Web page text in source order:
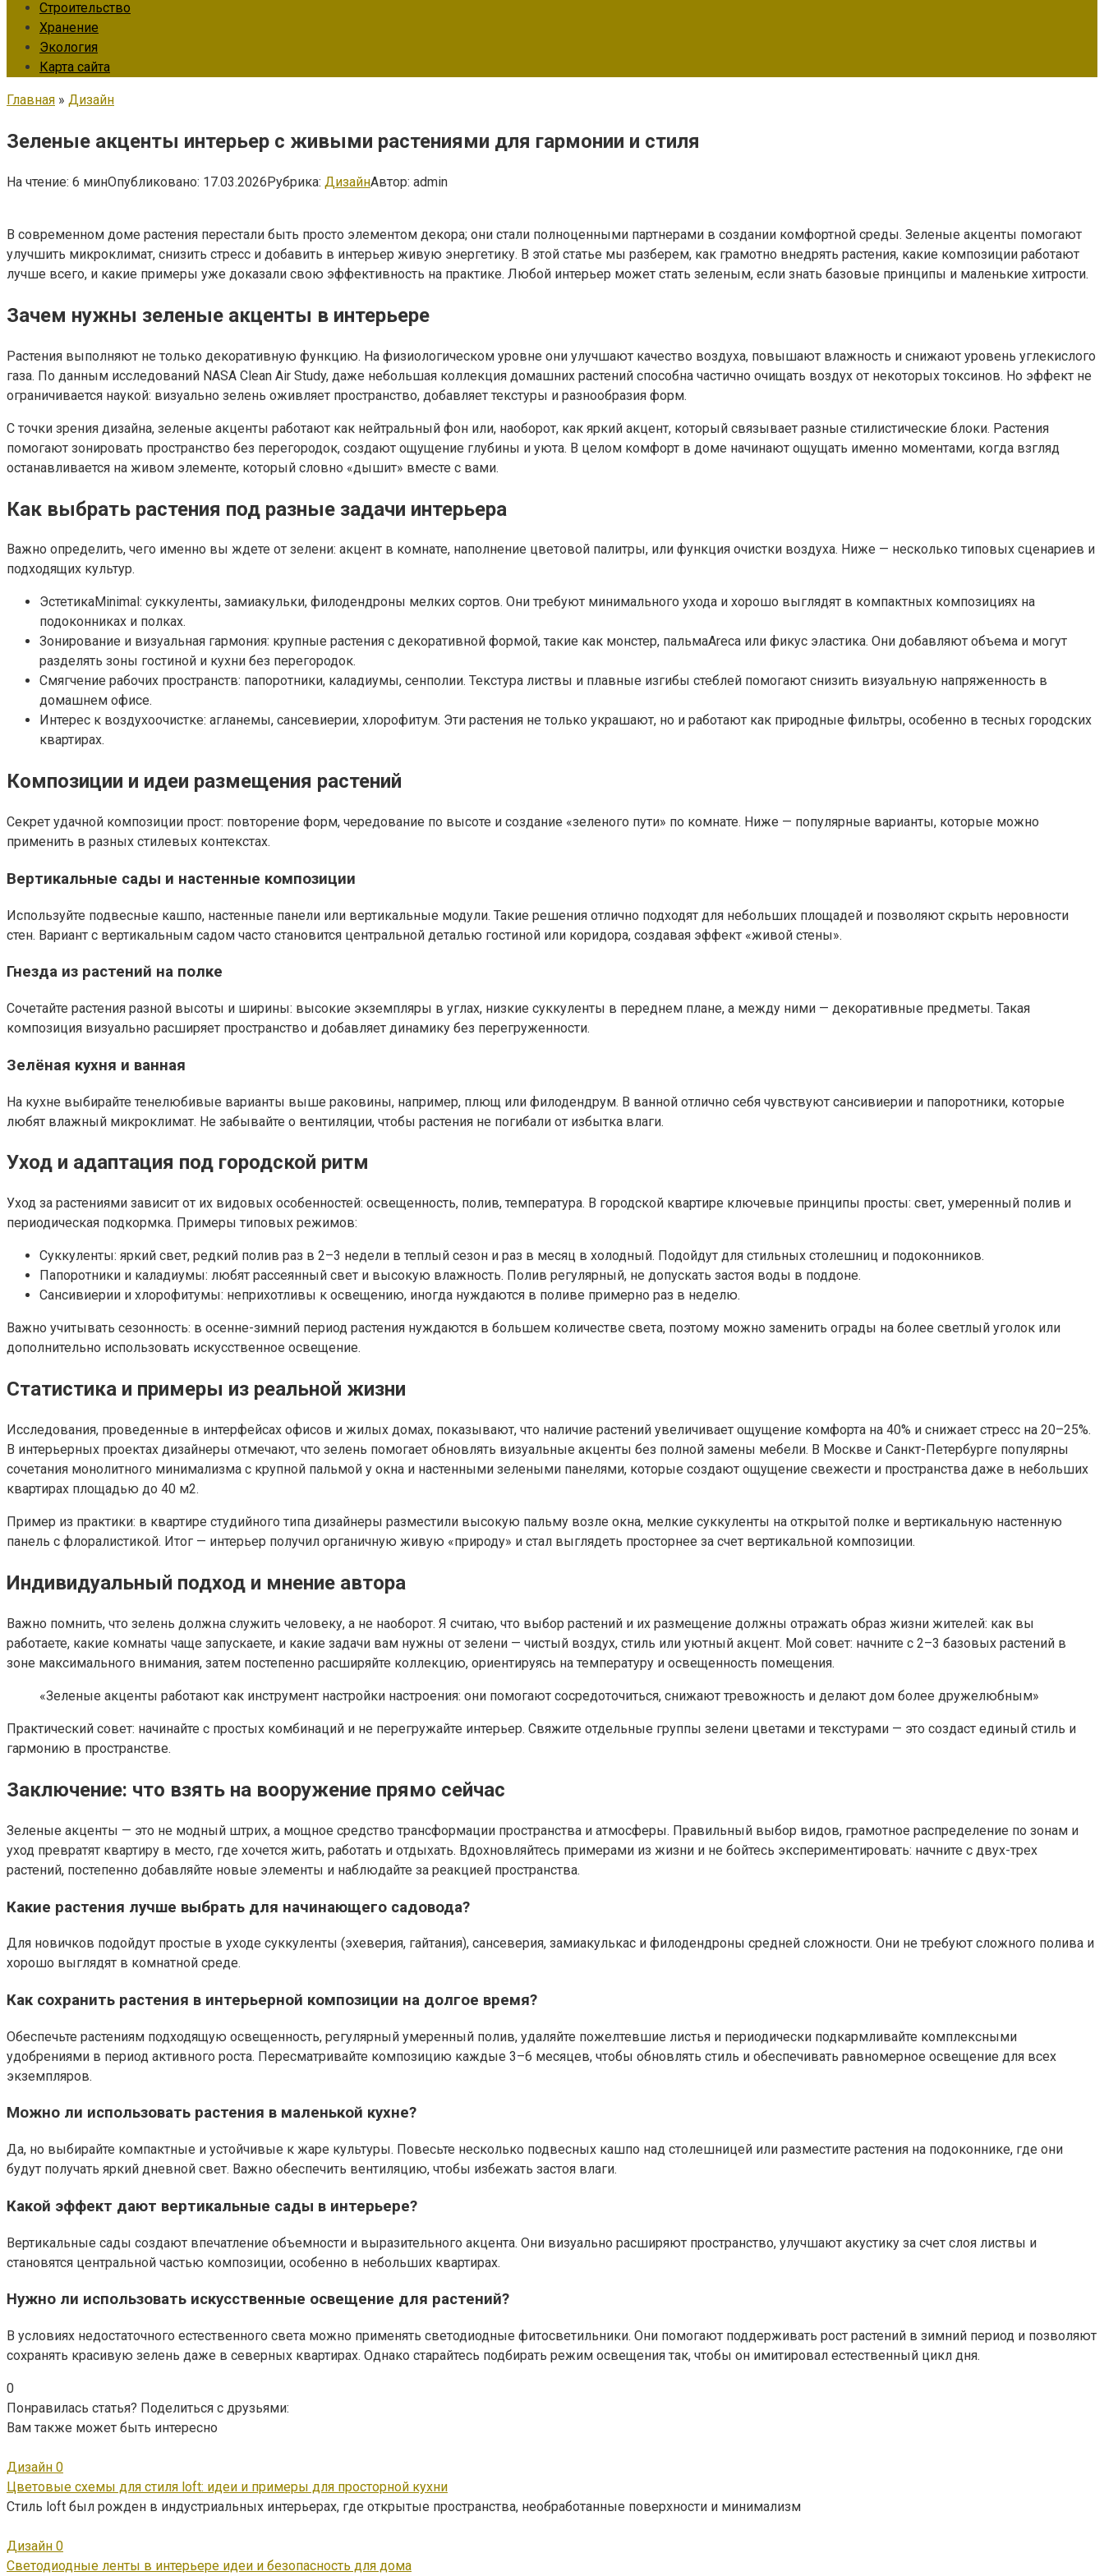
Строительство
Хранение
Экология
Карта сайта
Главная » Дизайн
Зеленые акценты интерьер с живыми растениями для гармонии и стиля
На чтение: 6 минОпубликовано: 17.03.2026Рубрика: ДизайнАвтор: admin
В современном доме растения перестали быть просто элементом декора; они стали полноценными партнерами в создании комфортной среды. Зеленые акценты помогают
улучшить микроклимат, снизить стресс и добавить в интерьер живую энергетику. В этой статье мы разберем, как грамотно внедрять растения, какие композиции работают
лучше всего, и какие примеры уже доказали свою эффективность на практике. Любой интерьер может стать зеленым, если знать базовые принципы и маленькие хитрости.
Зачем нужны зеленые акценты в интерьере
Растения выполняют не только декоративную функцию. На физиологическом уровне они улучшают качество воздуха, повышают влажность и снижают уровень углекислого
газа. По данным исследований NASA Clean Air Study, даже небольшая коллекция домашних растений способна частично очищать воздух от некоторых токсинов. Но эффект не
ограничивается наукой: визуально зелень оживляет пространство, добавляет текстуры и разнообразия форм.
С точки зрения дизайна, зеленые акценты работают как нейтральный фон или, наоборот, как яркий акцент, который связывает разные стилистические блоки. Растения
помогают зонировать пространство без перегородок, создают ощущение глубины и уюта. В целом комфорт в доме начинают ощущать именно моментами, когда взгляд
останавливается на живом элементе, который словно «дышит» вместе с вами.
Как выбрать растения под разные задачи интерьера
Важно определить, чего именно вы ждете от зелени: акцент в комнате, наполнение цветовой палитры, или функция очистки воздуха. Ниже — несколько типовых сценариев и
подходящих культур.
ЭстетикаMinimal: суккуленты, замиакульки, филодендроны мелких сортов. Они требуют минимального ухода и хорошо выглядят в компактных композициях на
подоконниках и полках.
Зонирование и визуальная гармония: крупные растения с декоративной формой, такие как монстер, пальмаAreca или фикус эластика. Они добавляют объема и могут
разделять зоны гостиной и кухни без перегородок.
Смягчение рабочих пространств: папоротники, каладиумы, сенполии. Текстура листвы и плавные изгибы стеблей помогают снизить визуальную напряженность в
домашнем офисе.
Интерес к воздухоочистке: агланемы, сансевиерии, хлорофитум. Эти растения не только украшают, но и работают как природные фильтры, особенно в тесных городских
квартирах.
Композиции и идеи размещения растений
Секрет удачной композиции прост: повторение форм, чередование по высоте и создание «зеленого пути» по комнате. Ниже — популярные варианты, которые можно
применить в разных стилевых контекстах.
Вертикальные сады и настенные композиции
Используйте подвесные кашпо, настенные панели или вертикальные модули. Такие решения отлично подходят для небольших площадей и позволяют скрыть неровности
стен. Вариант с вертикальным садом часто становится центральной деталью гостиной или коридора, создавая эффект «живой стены».
Гнезда из растений на полке
Сочетайте растения разной высоты и ширины: высокие экземпляры в углах, низкие суккуленты в переднем плане, а между ними — декоративные предметы. Такая
композиция визуально расширяет пространство и добавляет динамику без перегруженности.
Зелёная кухня и ванная
На кухне выбирайте тенелюбивые варианты выше раковины, например, плющ или филодендрум. В ванной отлично себя чувствуют сансивиерии и папоротники, которые
любят влажный микроклимат. Не забывайте о вентиляции, чтобы растения не погибали от избытка влаги.
Уход и адаптация под городской ритм
Уход за растениями зависит от их видовых особенностей: освещенность, полив, температура. В городской квартире ключевые принципы просты: свет, умеренный полив и
периодическая подкормка. Примеры типовых режимов:
Суккуленты: яркий свет, редкий полив раз в 2–3 недели в теплый сезон и раз в месяц в холодный. Подойдут для стильных столешниц и подоконников.
Папоротники и каладиумы: любят рассеянный свет и высокую влажность. Полив регулярный, не допускать застоя воды в поддоне.
Сансивиерии и хлорофитумы: неприхотливы к освещению, иногда нуждаются в поливе примерно раз в неделю.
Важно учитывать сезонность: в осенне-зимний период растения нуждаются в большем количестве света, поэтому можно заменить ограды на более светлый уголок или
дополнительно использовать искусственное освещение.
Статистика и примеры из реальной жизни
Исследования, проведенные в интерфейсах офисов и жилых домах, показывают, что наличие растений увеличивает ощущение комфорта на 40% и снижает стресс на 20–25%.
В интерьерных проектах дизайнеры отмечают, что зелень помогает обновлять визуальные акценты без полной замены мебели. В Москве и Санкт-Петербурге популярны
сочетания монолитного минимализма с крупной пальмой у окна и настенными зелеными панелями, которые создают ощущение свежести и пространства даже в небольших
квартирах площадью до 40 м2.
Пример из практики: в квартире студийного типа дизайнеры разместили высокую пальму возле окна, мелкие суккуленты на открытой полке и вертикальную настенную
панель с флоралистикой. Итог — интерьер получил органичную живую «природу» и стал выглядеть просторнее за счет вертикальной композиции.
Индивидуальный подход и мнение автора
Важно помнить, что зелень должна служить человеку, а не наоборот. Я считаю, что выбор растений и их размещение должны отражать образ жизни жителей: как вы
работаете, какие комнаты чаще запускаете, и какие задачи вам нужны от зелени — чистый воздух, стиль или уютный акцент. Мой совет: начните с 2–3 базовых растений в
зоне максимального внимания, затем постепенно расширяйте коллекцию, ориентируясь на температуру и освещенность помещения.
«Зеленые акценты работают как инструмент настройки настроения: они помогают сосредоточиться, снижают тревожность и делают дом более дружелюбным»
Практический совет: начинайте с простых комбинаций и не перегружайте интерьер. Свяжите отдельные группы зелени цветами и текстурами — это создаст единый стиль и
гармонию в пространстве.
Заключение: что взять на вооружение прямо сейчас
Зеленые акценты — это не модный штрих, а мощное средство трансформации пространства и атмосферы. Правильный выбор видов, грамотное распределение по зонам и
уход превратят квартиру в место, где хочется жить, работать и отдыхать. Вдохновляйтесь примерами из жизни и не бойтесь экспериментировать: начните с двух-трех
растений, постепенно добавляйте новые элементы и наблюдайте за реакцией пространства.
Какие растения лучше выбрать для начинающего садовода?
Для новичков подойдут простые в уходе суккуленты (эхеверия, гайтания), сансеверия, замиакулькас и филодендроны средней сложности. Они не требуют сложного полива и
хорошо выглядят в комнатной среде.
Как сохранить растения в интерьерной композиции на долгое время?
Обеспечьте растениям подходящую освещенность, регулярный умеренный полив, удаляйте пожелтевшие листья и периодически подкармливайте комплексными
удобрениями в период активного роста. Пересматривайте композицию каждые 3–6 месяцев, чтобы обновлять стиль и обеспечивать равномерное освещение для всех
экземпляров.
Можно ли использовать растения в маленькой кухне?
Да, но выбирайте компактные и устойчивые к жаре культуры. Повесьте несколько подвесных кашпо над столешницей или разместите растения на подоконнике, где они
будут получать яркий дневной свет. Важно обеспечить вентиляцию, чтобы избежать застоя влаги.
Какой эффект дают вертикальные сады в интерьере?
Вертикальные сады создают впечатление объемности и выразительного акцента. Они визуально расширяют пространство, улучшают акустику за счет слоя листвы и
становятся центральной частью композиции, особенно в небольших квартирах.
Нужно ли использовать искусственные освещение для растений?
В условиях недостаточного естественного света можно применять светодиодные фитосветильники. Они помогают поддерживать рост растений в зимний период и позволяют
сохранять красивую зелень даже в северных квартирах. Однако старайтесь подбирать режим освещения так, чтобы он имитировал естественный цикл дня.
0
Понравилась статья? Поделиться с друзьями:
Вам также может быть интересно
Дизайн 0
Цветовые схемы для стиля loft: идеи и примеры для просторной кухни
Стиль loft был рожден в индустриальных интерьерах, где открытые пространства, необработанные поверхности и минимализм
Дизайн 0
Светодиодные ленты в интерьере идеи и безопасность для дома